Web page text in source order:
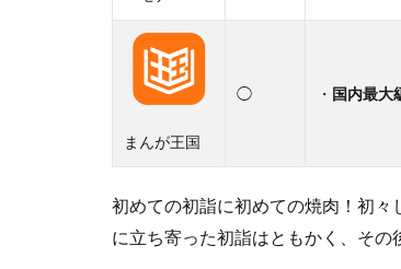
まんが王国
◯ ・ 国内最大
初めての初詣に初めての焼肉！初
に立ち寄った初詣はともかく、その